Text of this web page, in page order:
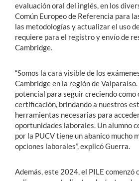
evaluación oral del inglés, en los
Común Europeo de Referencia para
las metodologías y actualizar el uso
requiere para el registro y envío de
Cambridge.
“Somos la cara visible de los
Cambridge en la región de
potencial para seguir creciendo como
certificación, brindando a nuestros
herramientas necesarias para
oportunidades laborales. Un alumno
por la PUCV tiene un abanico mucho
opciones laborales”, explicó Guerra.
Además, este 2024, el PILE comenzó